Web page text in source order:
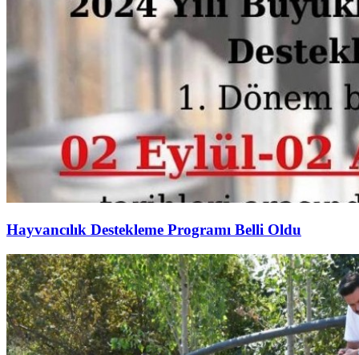
Hayvancılık Destekleme Programı Belli Oldu